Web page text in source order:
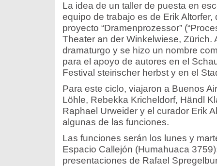
La idea de un taller de puesta en
equipo de trabajo es de Erik Altorfer,
proyecto “Dramenprozessor”
Theater an der Winkelwiese, Zürich.
dramaturgo y se hizo un nombre
para el apoyo de autores en el
Festival steirischer herbst y en el
Para este ciclo, viajaron a Buenos
Löhle, Rebekka Kricheldorf, Händl
Raphael Urweider y el curador Erik
algunas de las funciones.
Las funciones serán los lunes y
Espacio Callejón (Humahuaca
presentaciones de Rafael